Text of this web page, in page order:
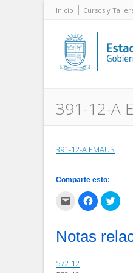
Inicio Cursos y
391-12-A
391-12-A EMAUS
Comparte esto:
Haz
clic
para
correo
electrónico
amigo
Haz
clic
para
Facebook
(Se
Haz
clic
en
(Se
Notas
572-12